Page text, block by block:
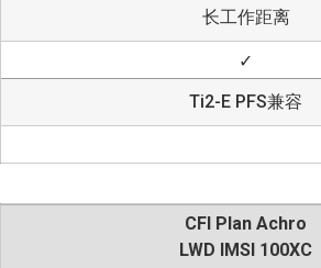
长工作距离
✓
Ti2-E PFS兼容
CFI Plan Achro
LWD IMSI 100XC